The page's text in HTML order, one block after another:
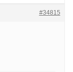
#34815